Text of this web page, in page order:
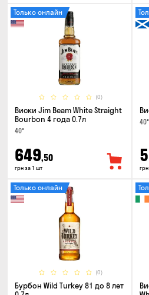
(0)
Только онлайн
Виски Jim Beam White Straight
Bourbon 4 года 0.7л
40°
649,50
грн за 1 шт
40°
(0)
Только онлайн
Бурбон Wild Turkey 81 до 8 лет